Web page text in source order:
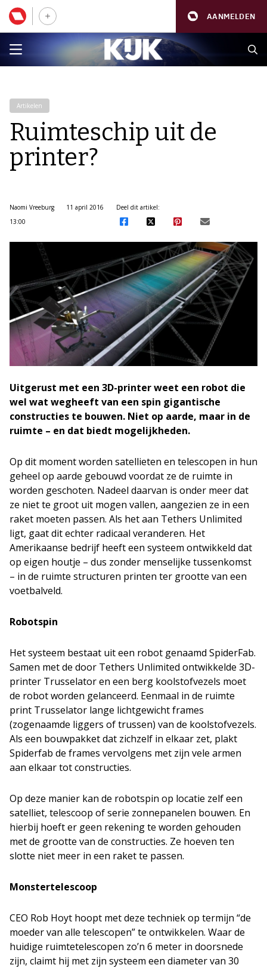
AANMELDEN
Artikelen
Ruimteschip uit de
printer?
Naomi Vreeburg
11 april 2016
13:00
Deel dit artikel:
Uitgerust met een 3D-printer weet een robot die
wel wat wegheeft van een spin gigantische
constructies te bouwen. Niet op aarde, maar in de
ruimte – en dat biedt mogelijkheden.
Op dit moment worden satellieten en telescopen in hun
geheel op aarde gebouwd voordat ze de ruimte in
worden geschoten. Nadeel daarvan is onder meer dat
ze niet te groot uit mogen vallen, aangezien ze in een
raket moeten passen. Als het aan Tethers Unlimited
ligt, gaat dit echter radicaal veranderen. Het
Amerikaanse bedrijf heeft een systeem ontwikkeld dat
op eigen houtje – dus zonder menselijke tussenkomst
– in de ruimte structuren printen ter grootte van een
voetbalveld.
Robotspin
Het systeem bestaat uit een robot genaamd SpiderFab.
Samen met de door Tethers Unlimited ontwikkelde 3D-
printer Trusselator en een berg koolstofvezels moet
de robot worden gelanceerd. Eenmaal in de ruimte
print Trusselator lange lichtgewicht frames
(zogenaamde liggers of trussen) van de koolstofvezels.
Als een bouwpakket dat zichzelf in elkaar zet, plakt
Spiderfab de frames vervolgens met zijn vele armen
aan elkaar tot constructies.
Op deze manier kan de robotspin op locatie zelf een
satelliet, telescoop of serie zonnepanelen bouwen. En
hierbij hoeft er geen rekening te worden gehouden
met de grootte van de constructies. Ze hoeven ten
slotte niet meer in een raket te passen.
Monstertelescoop
CEO Rob Hoyt hoopt met deze techniek op termijn “de
moeder van alle telescopen” te ontwikkelen. Waar de
huidige ruimtetelescopen zo’n 6 meter in doorsnede
zijn, claimt hij met zijn systeem een diameter van 30